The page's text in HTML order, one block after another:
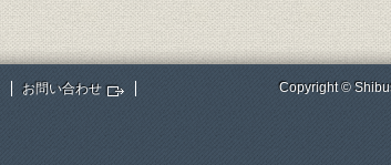
お問い合わせ Copyright ©